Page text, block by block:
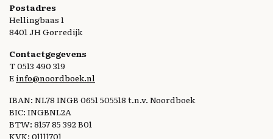
Postadres
Hellingbaas 1
8401 JH Gorredijk
Contactgegevens
T 0513 490 319
E info@noordboek.nl
IBAN: NL78 INGB 0651 505518 t.n.v. Noordboek
BIC: INGBNL2A
BTW: 8157 85 392 B01
KVK: 01111701